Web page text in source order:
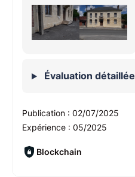
Évaluation détaillée
Publication : 02/07/2025
Expérience : 05/2025
Blockchain